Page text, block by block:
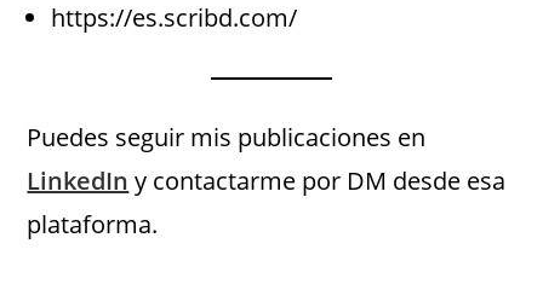
https://es.scribd.com/
Puedes seguir mis publicaciones en
LinkedIn y contactarme por DM desde esa
plataforma.